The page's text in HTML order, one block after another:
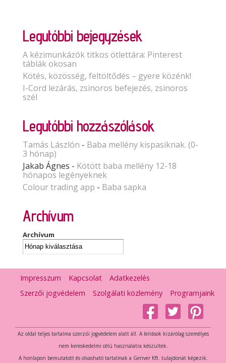
Legutóbbi bejegyzések
A kézimunkázók titkos ötlettára: Pinterest
táblák okosan
Kötés, közösség, feltöltődés – gyere közénk!
I-Cord lezárás, zsinoros befejezés, zsinoros
szél
Legutóbbi hozzászólások
Tamás Lászlón - Baba mellény kispasiknak. (0-
3 hónap)
Jakab Ágnes - Kötött baba mellény 12-18
hónapos legényeknek
Colour trading app - Baba sapka
Archívum
Archívum
Impresszum Kapcsolat
Adatkezelés
Szerzői jogvédelem
Szolgálati közlemény Programjaink
Az oldal teljes tartalma szerzői jogvédelem alatt áll. A leírások kizárólag személyes
nem kereskedelmi célú használatra készültek.
A honlapon bemutatott és olvasható tartalmak a Genver Kft. tulajdonát képezik.